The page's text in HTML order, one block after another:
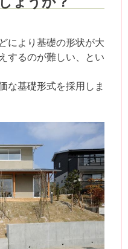
により基礎の形状が大
するのが難しい、とい
な基礎形式を採用しま